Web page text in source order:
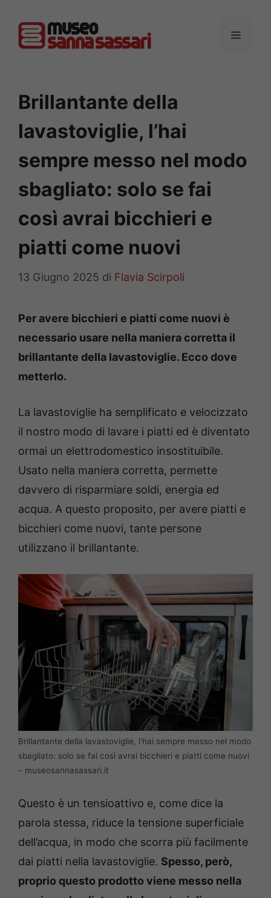
contenuto
MENU
Brillantante della
lavastoviglie, l’hai
sempre messo nel modo
sbagliato: solo se fai
così avrai bicchieri e
piatti come nuovi
13 Giugno 2025 di Flavia Scirpoli
Per avere bicchieri e piatti come nuovi è
necessario usare nella maniera corretta il
brillantante della lavastoviglie. Ecco dove
metterlo.
La lavastoviglie ha semplificato e velocizzato
il nostro modo di lavare i piatti ed è diventato
ormai un elettrodomestico insostituibile.
Usato nella maniera corretta, permette
davvero di risparmiare soldi, energia ed
acqua. A questo proposito, per avere piatti e
bicchieri come nuovi, tante persone
utilizzano il brillantante.
Brillantante della lavastoviglie, l’hai sempre messo nel modo
sbagliato: solo se fai così avrai bicchieri e piatti come nuovi
– museosannasassari.it
Questo è un tensioattivo e, come dice la
parola stessa, riduce la tensione superficiale
dell’acqua, in modo che scorra più facilmente
dai piatti nella lavastoviglie. Spesso, però,
proprio questo prodotto viene messo nella